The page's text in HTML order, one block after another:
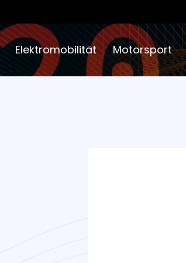
Elektromobilität Motorsport